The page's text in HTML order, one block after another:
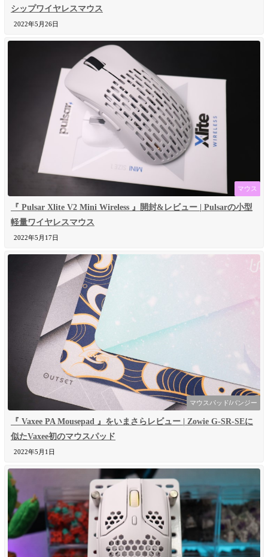
シップワイヤレスマウス
2022年5月26日
マウス
『 Pulsar Xlite V2 Mini Wireless 』開封&レビュー | Pulsarの小型
軽量ワイヤレスマウス
2022年5月17日
マウスパッド/バンジー
『 Vaxee PA Mousepad 』をいまさらレビュー | Zowie G-SR-SEに
似たVaxee初のマウスパッド
2022年5月1日